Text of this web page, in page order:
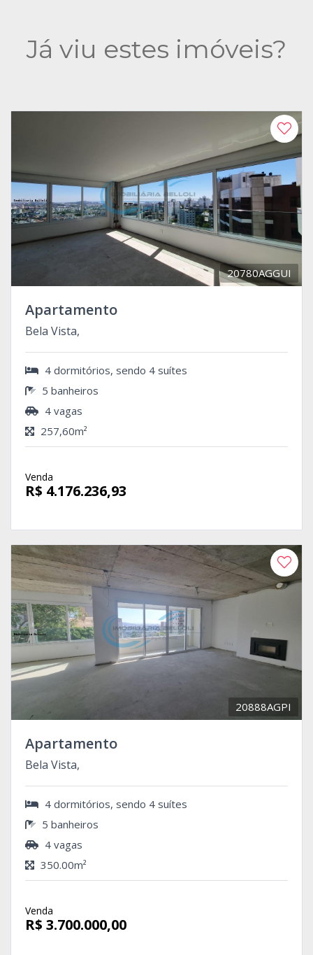
Já viu estes imóveis?
20780AGGUI
Apartamento
Bela Vista,
4 dormitórios, sendo 4 suítes
5 banheiros
4 vagas
257,60m²
Venda
R$ 4.176.236,93
20888AGPI
Apartamento
Bela Vista,
4 dormitórios, sendo 4 suítes
5 banheiros
4 vagas
350.00m²
Venda
R$ 3.700.000,00